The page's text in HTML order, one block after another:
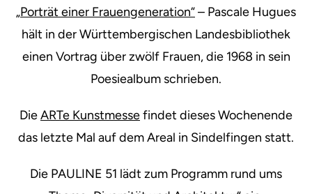
„Porträt einer Frauengeneration“– Pascale Hugues
hält in der Württembergischen Landesbibliothek
einen Vortrag über zwölf Frauen, die 1968 in sein
Poesiealbum schrieben.
DieARTe Kunstmessefindet dieses Wochenende
das letzte Mal auf dem Areal in Sindelfingen statt.
Die PAULINE 51 lädt zum Programm rund ums